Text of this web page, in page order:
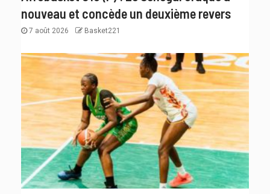
nouveau et concède un deuxième revers
7 août 2026 Basket221